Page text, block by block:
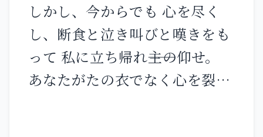
りません。 あらゆる良い贈り
物、あらゆる完全な賜物は、上
から、光の源である御父から下
って来るのです。御父には、変
しかし、今からでも 心を尽く
し、断食と泣き叫びと嘆きをも
って 私に立ち帰れ――主の仰せ。
あなたがたの衣でなく心を裂き